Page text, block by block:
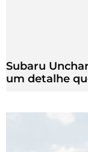
Subaru
um detalhe